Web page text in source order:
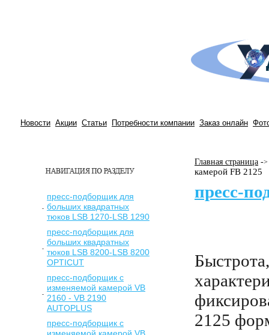
Новости Акции Статьи Потребности компании Заказ онлайн
Главная страница ->
камерой FB 2125
пресс-подборщик для
больших квадратных
тюков LSB 1270-LSB 1290
пресс-подборщик для
больших квадратных
тюков LSB 8200-LSB 8200
OPTICUT
пресс-подборщик с
изменяемой камерой VB
2160 - VB 2190
AUTOPLUS
пресс-подборщик с
пресс-
2125